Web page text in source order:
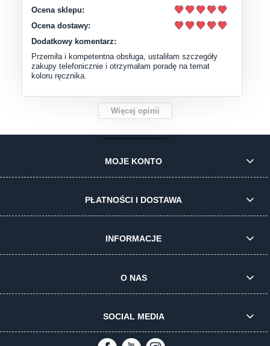
Ocena sklepu:
Ocena dostawy:
Dodatkowy komentarz:
Przemiła i kompetentna obsługa, ustaliłam szczegóły
zakupy telefonicznie i otrzymałam poradę na temat
koloru ręcznika.
Więcej opinii
MOJE KONTO
PŁATNOŚCI I DOSTAWA
INFORMACJE
O NAS
SOCIAL MEDIA